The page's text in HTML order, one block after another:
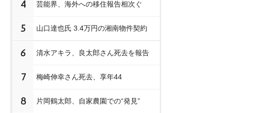
4 芸能界、海外への移住報告相次ぐ
5 山口達也氏 3.4万円の湘南物件契約
6 清水アキラ、良太郎さん死去を報告
7 梅崎伸幸さん死去、享年44
8 片岡鶴太郎、自家農園での“発見”